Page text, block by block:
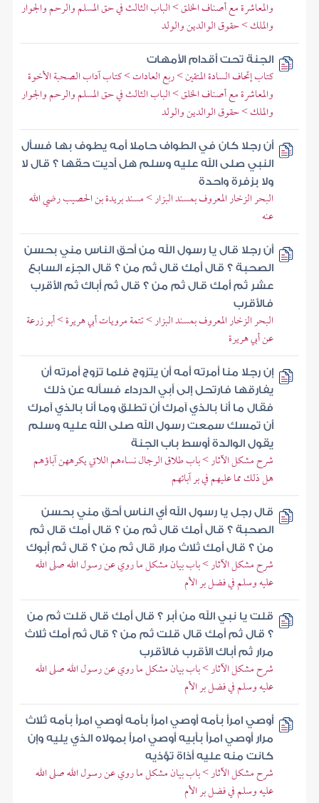
والمعاشرة مع أصناف الخلق > الباب الثالث في حق المسلم والرحم والجوار
والملك > حقوق الوالدين والولد
الجنة تحت أقدام الأمهات
كتاب إتحاف السادة المتقين > ربع العادات > كتاب آداب الصحبة الأخوة
والمعاشرة مع أصناف الخلق > الباب الثالث في حق المسلم والرحم والجوار
والملك > حقوق الوالدين والولد
أن رجلا كان في الطواف حاملا أمه يطوف بها فسأل
النبي صلى الله عليه وسلم هل أديت حقها ؟ قال لا
ولا بزفرة واحدة
البحر الزخار المعروف بمسند البزار > مسند بريدة بن الحصيب رضي الله
عنه
أن رجلا قال يا رسول الله من أحق الناس مني بحسن
الصحبة ؟ قال أمك قال ثم من ؟ قال الجزء السابع
عشر ثم أمك قال ثم من ؟ قال ثم أباك ثم الأقرب
فالأقرب
البحر الزخار المعروف بمسند البزار > تتمة مرويات أبي هريرة > أبو زرعة
عن أبي هريرة
إن رجلا منا أمرته أمه أن يتزوج فلما تزوج أمرته أن
يفارقها فارتحل إلى أبي الدرداء فسأله عن ذلك
فقال ما أنا بالذي آمرك أن تطلق وما أنا بالذي آمرك
أن تمسك سمعت رسول الله صلى الله عليه وسلم
يقول الوالدة أوسط باب الجنة
شرح مشكل الآثار > باب طلاق الرجال نساءهم اللاتي يكرههن آباؤهم
هل ذلك مما عليهم في بر آبائهم
قال رجل يا رسول الله أي الناس أحق مني بحسن
الصحبة ؟ قال أمك قال ثم من ؟ قال أمك قال ثم
من ؟ قال أمك ثلاث مرار قال ثم من ؟ قال ثم أبوك
شرح مشكل الآثار > باب بيان مشكل ما روي عن رسول الله صلى الله
عليه وسلم في فضل بر الأم
قلت يا نبي الله من أبر ؟ قال أمك قال قلت ثم من
؟ قال ثم أمك قال قلت ثم من ؟ قال ثم أمك ثلاث
مرار ثم أباك الأقرب فالأقرب
شرح مشكل الآثار > باب بيان مشكل ما روي عن رسول الله صلى الله
عليه وسلم في فضل بر الأم
أوصي امرأ بأمه أوصي امرأ بأمه أوصي امرأ بأمه ثلاث
مرار أوصي امرأ بأبيه أوصي امرأ بمولاه الذي يليه وإن
كانت منه عليه أذاة تؤذيه
شرح مشكل الآثار > باب بيان مشكل ما روي عن رسول الله صلى الله
عليه وسلم في فضل بر الأم